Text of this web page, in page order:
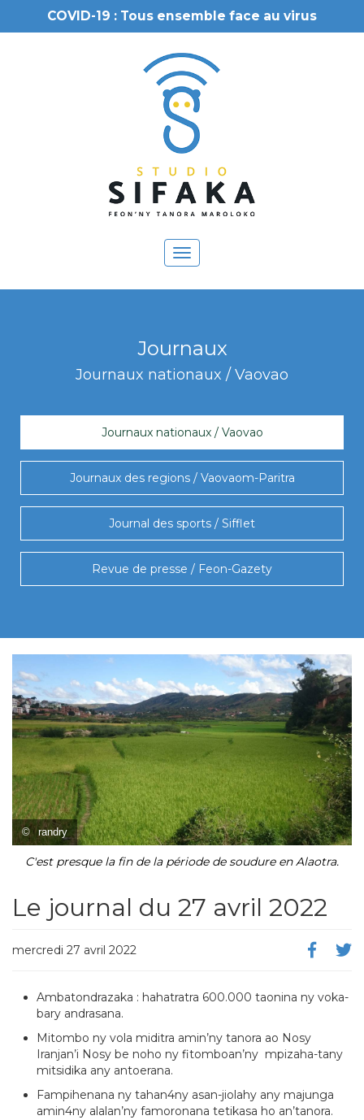
COVID-19 : Tous ensemble face au virus
Toggle
navigation
Journaux
Journaux nationaux / Vaovao
Journaux nationaux / Vaovao
Journaux des regions / Vaovaom-Paritra
Journal des sports / Sifflet
Revue de presse / Feon-Gazety
© randry
C'est presque la fin de la période de soudure en Alaotra.
Le journal du 27 avril 2022
mercredi 27 avril 2022
Ambatondrazaka : hahatratra 600.000 taonina ny voka-
bary andrasana.
Mitombo ny vola miditra amin’ny tanora ao Nosy
Iranjan’i Nosy be noho ny fitomboan’ny mpizaha-tany
mitsidika any antoerana.
Fampihenana ny tahan4ny asan-jiolahy any majunga
amin4ny alalan’ny famoronana tetikasa ho an’tanora.